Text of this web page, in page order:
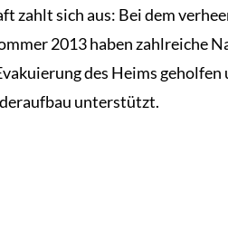
zahlt sich aus: Bei dem
2013 haben zahlreiche
des Heims
unterstützt.